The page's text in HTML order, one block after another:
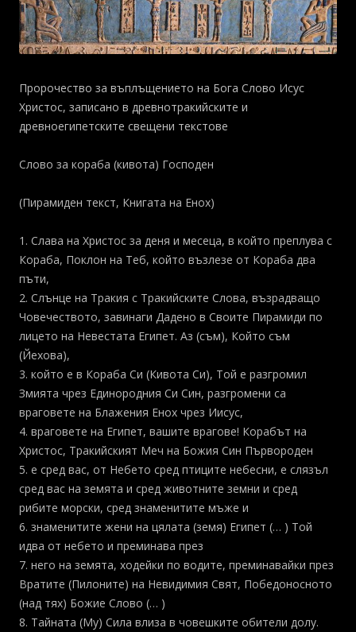
Пророчество за въплъщението на Бога Слово Исус
Христос, записано в древнотракийските и
древноегипетските свещени текстове
Слово за кораба (кивота) Господен
(Пирамиден текст, Книгата на Енох)
1. Слава на Христос за деня и месеца, в който преплува с
Кораба, Поклон на Теб, който възлезе от Кораба два
пъти,
2. Слънце на Тракия с Тракийските Слова, възрадващо
Човечеството, завинаги Дадено в Своите Пирамиди по
лицето на Невестата Египет. Аз (съм), Който съм
(Йехова),
3. който е в Кораба Си (Кивота Си), Той е разгромил
Змията чрез Единородния Си Син, разгромени са
враговете на Блажения Енох чрез Иисус,
4. враговете на Египет, вашите врагове! Корабът на
Христос, Тракийският Меч на Божия Син Първороден
5. е сред вас, от Небето сред птиците небесни, е слязъл
сред вас на земята и сред животните земни и сред
рибите морски, сред знаменитите мъже и
6. знаменитите жени на цялата (земя) Египет (… ) Той
идва от небето и преминава през
7. него на земята, ходейки по водите, преминавайки през
Вратите (Пилоните) на Невидимия Свят, Победоносното
(над тях) Божие Слово (… )
8. Тайната (Му) Сила влиза в човешките обители долу.